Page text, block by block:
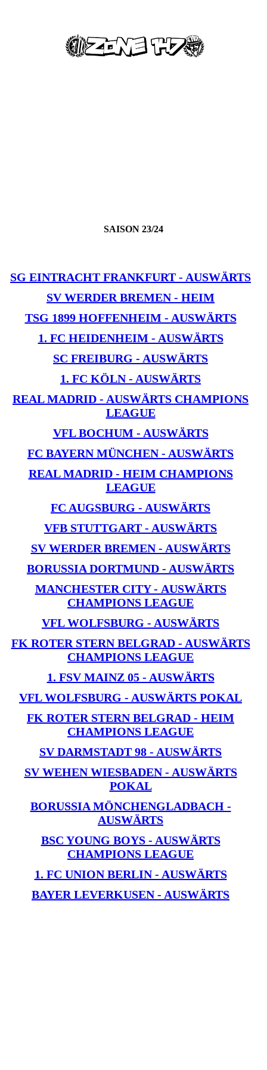
SAISON 23/24
SG EINTRACHT FRANKFURT - AUSWÄRTS
SV WERDER BREMEN - HEIM
TSG 1899 HOFFENHEIM - AUSWÄRTS
1. FC HEIDENHEIM - AUSWÄRTS
SC FREIBURG - AUSWÄRTS
1. FC KÖLN - AUSWÄRTS
REAL MADRID - AUSWÄRTS CHAMPIONS
LEAGUE
VFL BOCHUM - AUSWÄRTS
FC BAYERN MÜNCHEN - AUSWÄRTS
REAL MADRID - HEIM CHAMPIONS
LEAGUE
FC AUGSBURG - AUSWÄRTS
VFB STUTTGART - AUSWÄRTS
SV WERDER BREMEN - AUSWÄRTS
BORUSSIA DORTMUND - AUSWÄRTS
MANCHESTER CITY - AUSWÄRTS
CHAMPIONS LEAGUE
VFL WOLFSBURG - AUSWÄRTS
FK ROTER STERN BELGRAD - AUSWÄRTS
CHAMPIONS LEAGUE
1. FSV MAINZ 05 - AUSWÄRTS
VFL WOLFSBURG - AUSWÄRTS POKAL
FK ROTER STERN BELGRAD - HEIM
CHAMPIONS LEAGUE
SV DARMSTADT 98 - AUSWÄRTS
SV WEHEN WIESBADEN - AUSWÄRTS
POKAL
BORUSSIA MÖNCHENGLADBACH -
AUSWÄRTS
BSC YOUNG BOYS - AUSWÄRTS
CHAMPIONS LEAGUE
1. FC UNION BERLIN - AUSWÄRTS
BAYER LEVERKUSEN - AUSWÄRTS